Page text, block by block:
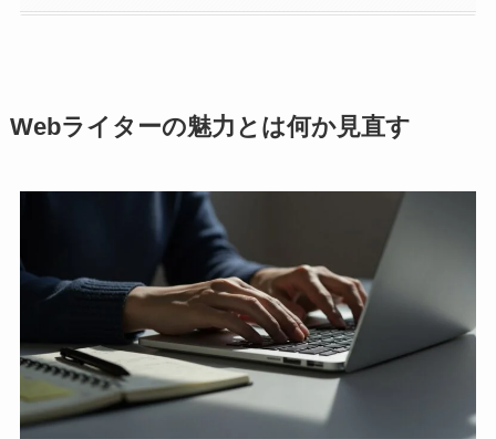
Webライターの魅力とは何か見直す